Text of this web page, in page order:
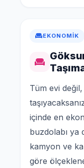
EKONOMIK
Tüm evi
içinde en
buzdolabı ya
kamyon ve
göre